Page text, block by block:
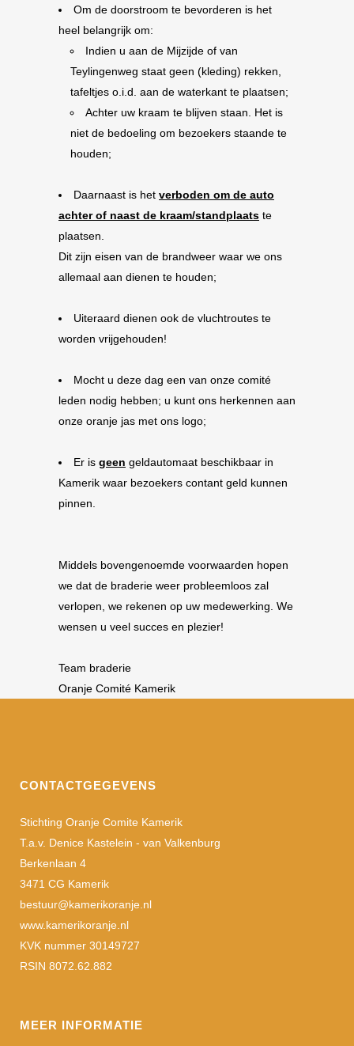
Om de doorstroom te bevorderen is het
heel belangrijk om:
Indien u aan de Mijzijde of van
Teylingenweg staat geen (kleding) rekken,
tafeltjes o.i.d. aan de waterkant te plaatsen;
Achter uw kraam te blijven staan. Het is
niet de bedoeling om bezoekers staande te
houden;
Daarnaast is het verboden om de auto
achter of naast de kraam/standplaats te
plaatsen.
Dit zijn eisen van de brandweer waar we ons
allemaal aan dienen te houden;
Uiteraard dienen ook de vluchtroutes te
worden vrijgehouden!
Mocht u deze dag een van onze comité
leden nodig hebben; u kunt ons herkennen aan
onze oranje jas met ons logo;
Er is geen geldautomaat beschikbaar in
Kamerik waar bezoekers contant geld kunnen
pinnen.
Middels bovengenoemde voorwaarden hopen
we dat de braderie weer probleemloos zal
verlopen, we rekenen op uw medewerking. We
wensen u veel succes en plezier!
Team braderie
Oranje Comité Kamerik
CONTACTGEGEVENS
Stichting Oranje Comite Kamerik
T.a.v. Denice Kastelein - van Valkenburg
Berkenlaan 4
3471 CG Kamerik
bestuur@kamerikoranje.nl
www.kamerikoranje.nl
KVK nummer 30149727
RSIN 8072.62.882
MEER INFORMATIE